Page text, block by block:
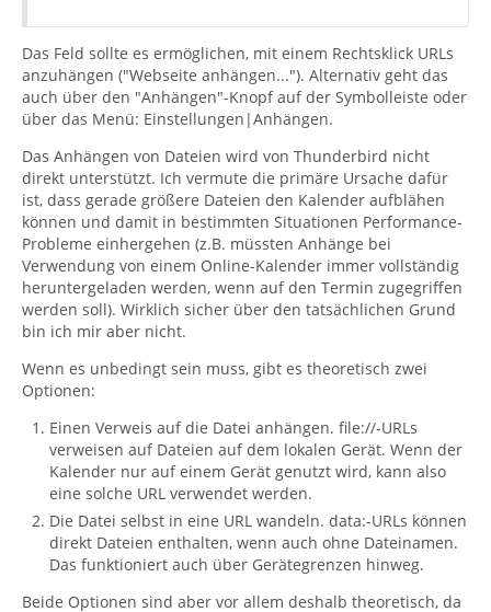
Das Feld sollte es ermöglichen, mit einem Rechtsklick URLs
anzuhängen ("Webseite anhängen..."). Alternativ geht das
auch über den "Anhängen"-Knopf auf der Symbolleiste oder
über das Menü: Einstellungen|Anhängen.
Das Anhängen von Dateien wird von Thunderbird nicht
direkt unterstützt. Ich vermute die primäre Ursache dafür
ist, dass gerade größere Dateien den Kalender aufblähen
können und damit in bestimmten Situationen Performance-
Probleme einhergehen (z.B. müssten Anhänge bei
Verwendung von einem Online-Kalender immer vollständig
heruntergeladen werden, wenn auf den Termin zugegriffen
werden soll). Wirklich sicher über den tatsächlichen Grund
bin ich mir aber nicht.
Wenn es unbedingt sein muss, gibt es theoretisch zwei
Optionen:
Einen Verweis auf die Datei anhängen. file://-URLs
verweisen auf Dateien auf dem lokalen Gerät. Wenn der
Kalender nur auf einem Gerät genutzt wird, kann also
eine solche URL verwendet werden.
Die Datei selbst in eine URL wandeln. data:-URLs können
direkt Dateien enthalten, wenn auch ohne Dateinamen.
Das funktioniert auch über Gerätegrenzen hinweg.
Beide Optionen sind aber vor allem deshalb theoretisch, da